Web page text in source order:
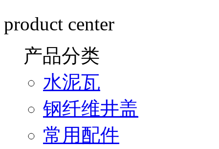
product center
产品分类
水泥瓦
钢纤维井盖
常用配件